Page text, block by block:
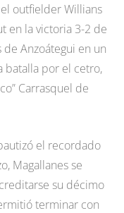
outfielder Willians
en la victoria 3-2 de
Anzoátegui en un
batalla por el cetro,
Carrasquel de
el recordado
Magallanes se
su décimo
terminar con